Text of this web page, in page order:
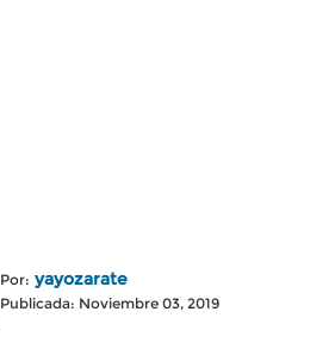
Por: yayozarate
Publicada: Noviembre 03, 2019